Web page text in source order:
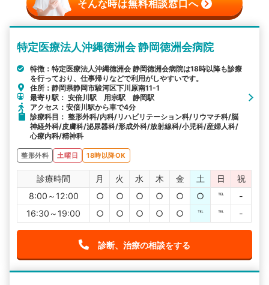
そんな時は無料相談窓口へ
特定医療法人沖縄徳洲会 静岡徳洲会病院
特徴：特定医療法人沖縄徳洲会 静岡徳洲会病院は18時以降も診療
を行っており、仕事帰りなどで利用がしやすいです。
住所：静岡県静岡市駿河区下川原南11-1
最寄り駅： 安倍川駅 用宗駅 静岡駅
アクセス：安倍川駅から車で4分
診療科目： 整形外科/内科/リハビリテーション科/リウマチ科/脳
神経外科/皮膚科/泌尿器科/形成外科/放射線科/小児科/産婦人科/
心療内科/精神科
整形外科 土曜日 18時以降OK
診療時間 月 火 水 木 金 土 日
祝
8:00～12:00
○ ○ ○ ○ ○ ○ ℡
-
16:30～19:00
○ ○ ○ ○ ○ ℡ ℡ -
診断、治療の相談をする